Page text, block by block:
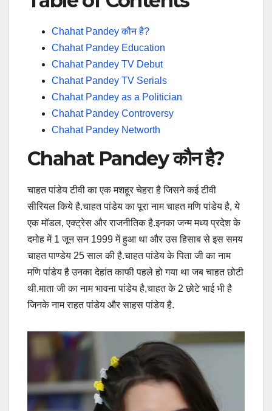
Chahat Pandey कौन है?
Chahat Pandey Education
Chahat Pandey TV Debut
Chahat Pandey TV Serials
Chahat Pandey as a Politician
Chahat Pandey Controversy
Chahat Pandey Networth
Chahat Pandey कौन है?
चाहत पांडेय टीवी का एक मशहूर चेहरा है जिसने कई टीवी
सीरियल किये है.चाहत पांडेय का पूरा नाम चाहत मणि पांडेय है, ये
एक मॉडल, एक्ट्रेस और राजनीतिक है.इनका जन्म मध्य प्रदेश के
दमोह में 1 जून सन 1999 में हुआ था और उस हिसाब से इस समय
चाहत पाण्डेय 25 साल की है.चाहत पांडेय के पिता जी का नाम
मणि पांडेय है उनका देहांत काफी पहले हो गया था जब चाहत छोटी
थी.माता जी का नाम भावना पांडेय है,चाहत के 2 छोटे भाई भी है
जिनके नाम राहत पांडेय और साहस पांडेय है.